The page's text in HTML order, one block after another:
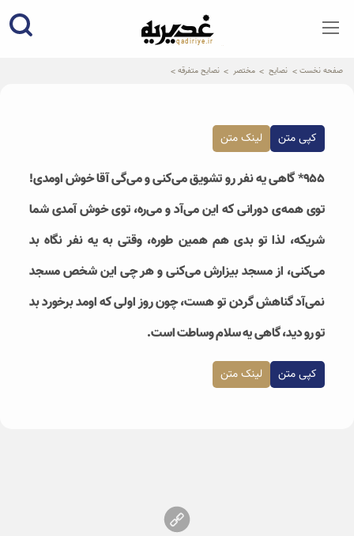
qadiriye.ir
نشریه ی غدیریه-بیانات استاد
صفحه نخست نصایح مختصر نصایح متفرقه
کپی متن لینک متن
۹۵۵* گاهی یه نفر رو تشویق می‌کنی و می‌گی آقا خوش اومدی!
توی همه‌ی دورانی که این می‌آد و می‌ره، توی خوش آمدی شما
شریکه، لذا تو بدی هم همین طوره، وقتی به یه نفر نگاه بد
می‌کنی، از مسجد بیزارش می‌کنی و هر چی این شخص مسجد
نمی‌آد گناهش گردن تو هست، چون روز اولی که اومد برخورد بد
تو رو دید، گاهی یه سلام وساطت است.
کپی متن لینک متن